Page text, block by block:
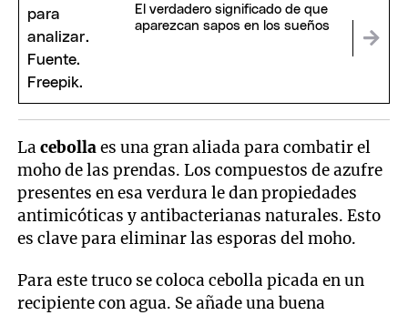
El verdadero significado de que
aparezcan sapos en los sueños
Lacebollaes una gran aliada para combatir el
moho de las prendas. Los compuestos de azufre
presentes en esa verdura le dan propiedades
antimicóticas y antibacterianas naturales. Esto
es clave para eliminar las esporas del moho.
Para este truco se coloca cebolla picada en un
recipiente con agua. Se añade una buena